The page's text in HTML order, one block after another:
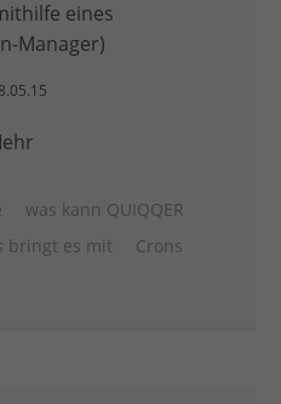
eines
Manager)
was kann QUIQQER
bringt es mit
Crons